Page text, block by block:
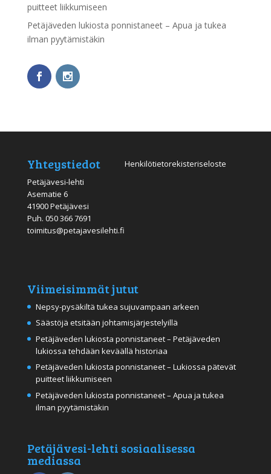
puitteet liikkumiseen
Petäjäveden lukiosta ponnistaneet – Apua ja tukea
ilman pyytämistäkin
Yhteystiedot
Petäjävesi-lehti
Asematie 6
41900 Petäjävesi
Puh. 050 366 7691
toimitus@petajavesilehti.fi
Henkilötietorekisteriseloste
Viimeisimmät jutut
Nepsy-pysäkiltä tukea sujuvampaan arkeen
Säästöjä etsitään johtamisjärjestelyillä
Petäjäveden lukiosta ponnistaneet – Petäjäveden
lukiossa tehdään keväällä historiaa
Petäjäveden lukiosta ponnistaneet – Lukiossa pätevät
puitteet liikkumiseen
Petäjäveden lukiosta ponnistaneet – Apua ja tukea
ilman pyytämistäkin
Petäjävesi-lehti sosiaalisessa
mediassa